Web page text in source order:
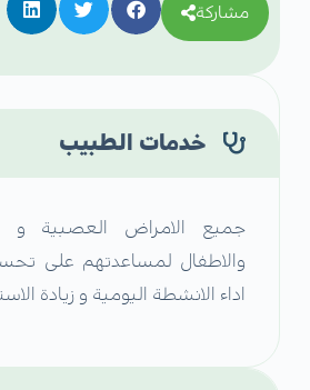
مشاركة
خدمات الطبيب
جميع الامراض العصبية و
والاطفال لمساعدتهم على
اداء الانشطة اليومية و زيادة